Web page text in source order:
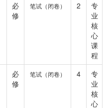
必
修
笔试（闭卷） 2
专
业
核
心
课
程
必
修
笔试（闭卷） 4
专
业
核
心